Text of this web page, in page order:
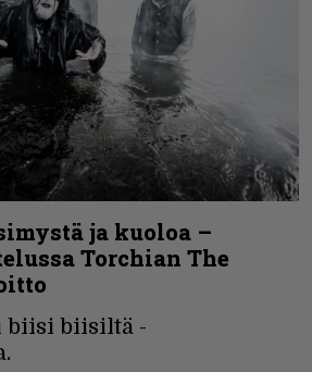
ja kuoloa –
Torchian The
biisi biisiltä -